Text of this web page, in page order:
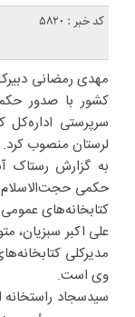
کد خبر : 5820
مهدی رمضانی
کشور با صدور
سرپرستی اداره‌کل
لرستان منصوب کرد.
به گزارش رستاک
حکمی حجت‌الاسلام
کتابخانه‌های
مدیرکلی
وی است.